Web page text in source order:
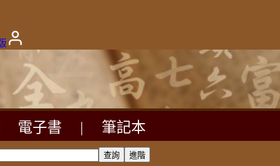
電子書 筆記本